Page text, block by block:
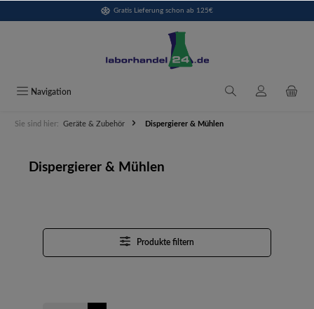
Gratis Lieferung schon ab 125€
Navigation
Sie sind hier: Geräte & Zubehör Dispergierer & Mühlen
Dispergierer & Mühlen
Produkte filtern